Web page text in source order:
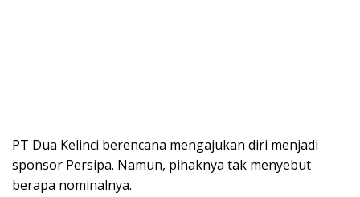
PT Dua Kelinci berencana mengajukan diri menjadi
sponsor Persipa. Namun, pihaknya tak menyebut
berapa nominalnya.